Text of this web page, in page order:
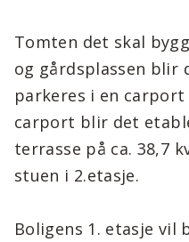
Tomten det skal
og gårdsplassen blir
parkeres i en
carport blir det
terrasse på ca. 38,7
stuen i 2.etasje.
Boligens 1. etasje vil